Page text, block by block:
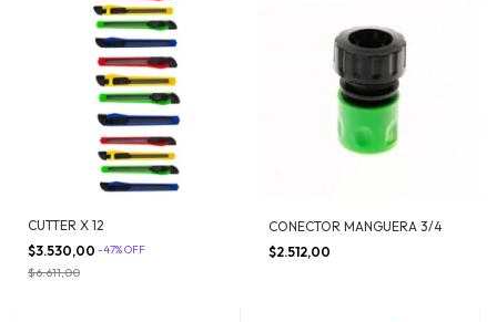
CUTTER X 12
$3.530,00 -47%OFF
$6.611,00
CONECTOR MANGUERA 3/4
$2.512,00